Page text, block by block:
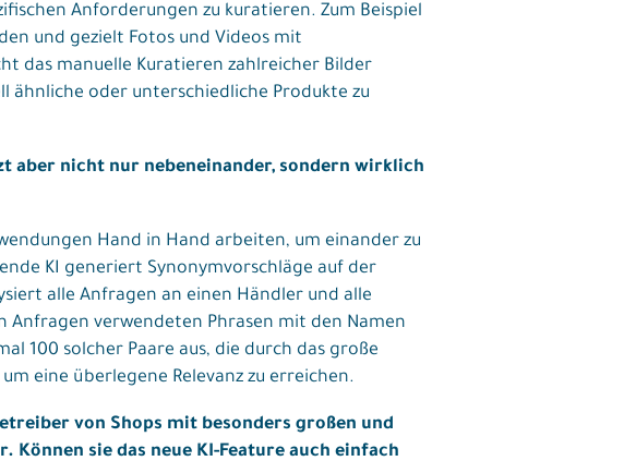
Anforderungen zu kuratieren. Zum Beispiel
und gezielt Fotos und Videos mit
das manuelle Kuratieren zahlreicher Bilder
ähnliche oder unterschiedliche Produkte zu
aber nicht nur nebeneinander, sondern wirklich
Hand in Hand arbeiten, um einander zu
KI generiert Synonymvorschläge auf der
alle Anfragen an einen Händler und alle
Anfragen verwendeten Phrasen mit den Namen
100 solcher Paare aus, die durch das große
eine überlegene Relevanz zu erreichen.
von Shops mit besonders großen und
sie das neue KI-Feature auch einfach